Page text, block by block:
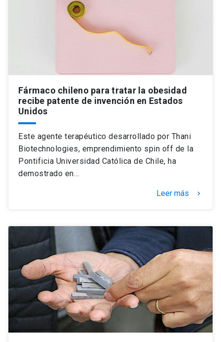
Fármaco chileno para tratar la obesidad
recibe patente de invención en Estados
Unidos
Este agente terapéutico desarrollado por Thani
Biotechnologies, emprendimiento spin off de la
Pontificia Universidad Católica de Chile, ha
demostrado en…
Leer más keyboard_arrow_right